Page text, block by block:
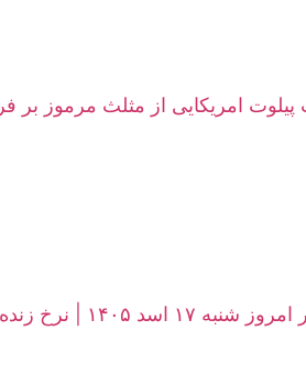
امریکایی از مثلث مرموز بر
سرای شهزاده کابل